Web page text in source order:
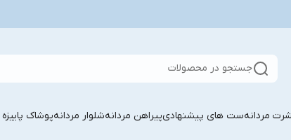
جستجو در محصولات
مردانهست های پیشنهادیپیراهن مردانهشلوار مردانهپوشاک